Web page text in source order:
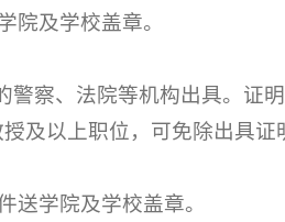
院及学校盖章。
察、法院等机构出具。证
及以上职位，可免除出具
学院及学校盖章。